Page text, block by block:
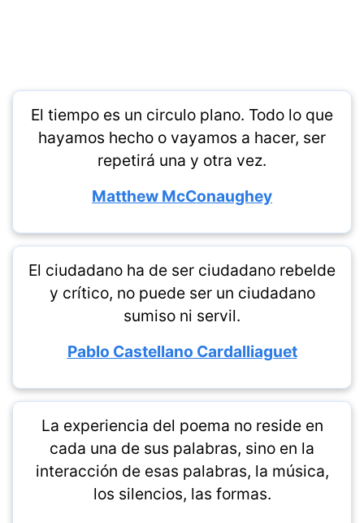
El tiempo es un circulo plano. Todo lo que
hayamos hecho o vayamos a hacer, ser
repetirá una y otra vez.
Matthew McConaughey
El ciudadano ha de ser ciudadano rebelde
y crítico, no puede ser un ciudadano
sumiso ni servil.
Pablo Castellano Cardalliaguet
La experiencia del poema no reside en
cada una de sus palabras, sino en la
interacción de esas palabras, la música,
los silencios, las formas.